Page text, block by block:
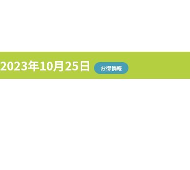
2023年10月25日 お得情報